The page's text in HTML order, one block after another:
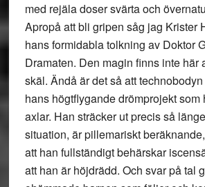
med rejäla doser svärta och
Apropå att bli gripen såg jag Krister
hans formidabla tolkning av Doktor
Dramaten. Den magin finns inte här
skäl. Ändå är det så att
hans högtflygande drömprojekt som
axlar. Han sträcker ut precis så
situation, är pillemariskt
att han fullständigt behärskar
att han är höjdrädd. Och svar på tal